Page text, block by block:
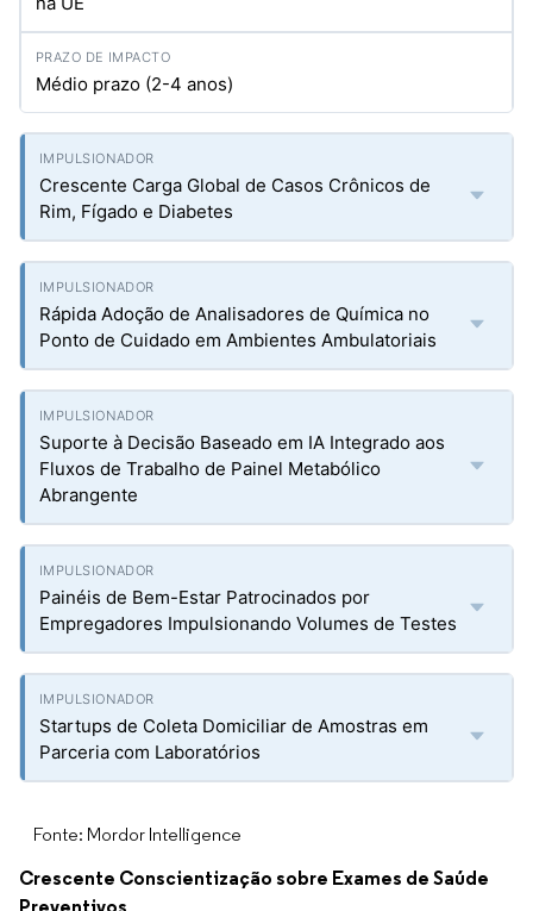
Médio prazo (2-4 anos)
Crescente Carga Global de Casos Crônicos de
Rim, Fígado e Diabetes
Rápida Adoção de Analisadores de Química no
Ponto de Cuidado em Ambientes Ambulatoriais
Suporte à Decisão Baseado em IA Integrado aos
Fluxos de Trabalho de Painel Metabólico
Abrangente
Painéis de Bem-Estar Patrocinados por
Empregadores Impulsionando Volumes de Testes
Startups de Coleta Domiciliar de Amostras em
Parceria com Laboratórios
Fonte: Mordor Intelligence
Crescente Conscientização sobre Exames de Saúde
Preventivos